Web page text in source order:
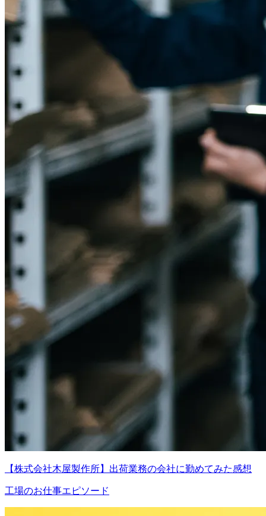
【株式会社木屋製作所】出荷業務の会社に勤めてみた感想
工場のお仕事エピソード